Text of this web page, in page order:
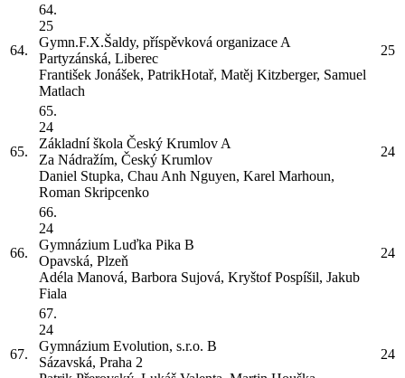
64.
64.
25
Gymn.F.X.Šaldy, příspěvková organizace A
Partyzánská, Liberec
František Jonášek, PatrikHotař, Matěj Kitzberger, Samuel
Matlach
25
65.
65.
24
Základní škola Český Krumlov A
Za Nádražím, Český Krumlov
Daniel Stupka, Chau Anh Nguyen, Karel Marhoun,
Roman Skripcenko
24
66.
66.
24
Gymnázium Luďka Pika B
Opavská, Plzeň
Adéla Manová, Barbora Sujová, Kryštof Pospíšil, Jakub
Fiala
24
67.
67.
24
Gymnázium Evolution, s.r.o. B
Sázavská, Praha 2
24